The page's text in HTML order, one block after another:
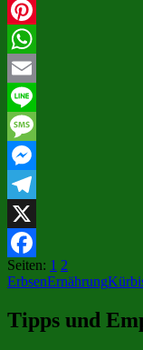
Pinterest
WhatsApp
Email
Line
Message
Messenger
Telegram
X
Facebook
Seiten: 1 2
ErbsenErnährung
Tipps und